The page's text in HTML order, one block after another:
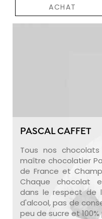
ACHAT
PASCAL CAFFET
Tous nos
maître chocolatier
de France et
Chaque chocolat
dans le respect de
d'alcool, pas de
peu de sucre et